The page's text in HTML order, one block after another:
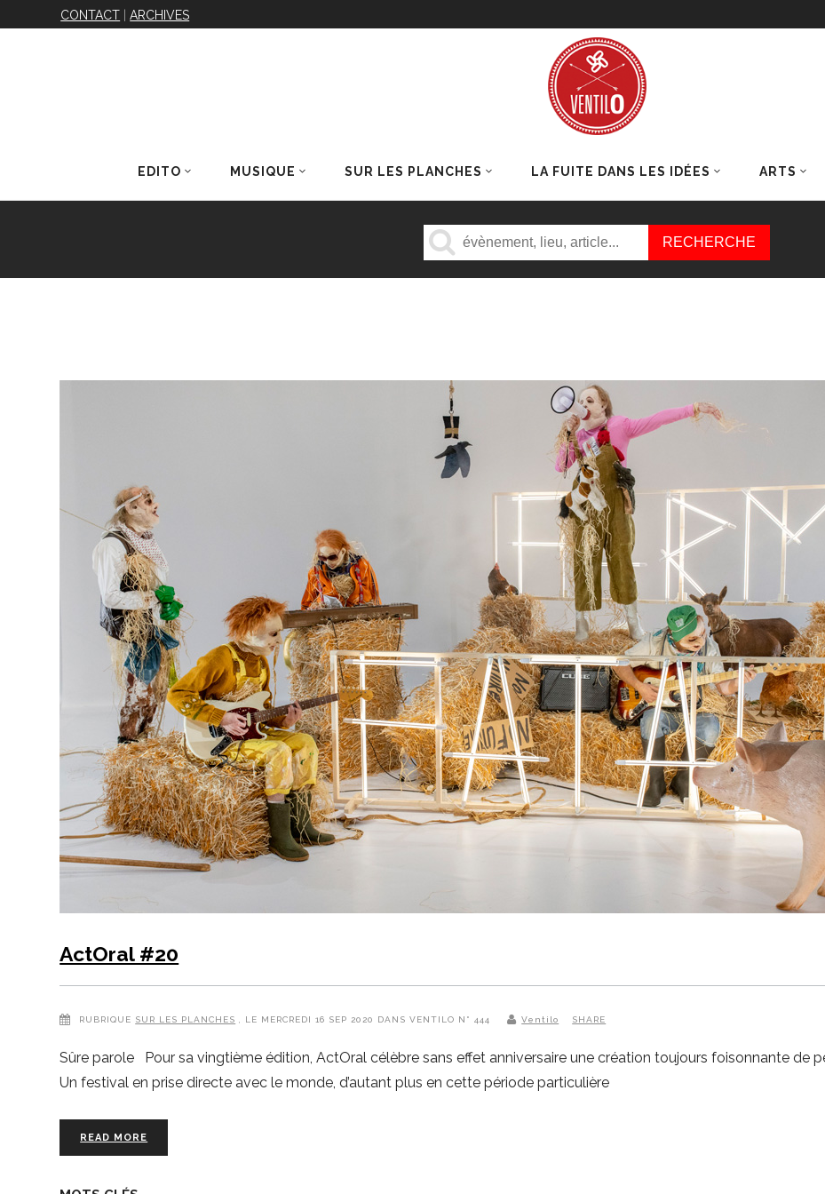
CONTACT |ARCHIVES
EDITO MUSIQUE SUR LES PLANCHES LA FUITE DANS LES IDÉES ARTS
ActOral #20
RUBRIQUE SUR LES PLANCHES , LE MERCREDI 16 SEP 2020 DANS VENTILO N° 444 Ventilo SHARE
Sûre parole Pour sa vingtième édition, ActOral célèbre sans effet anniversaire une création toujours foisonnante de
Un festival en prise directe avec le monde, d’autant plus en cette période particulière
READ MORE